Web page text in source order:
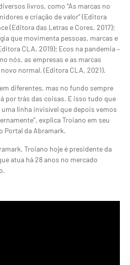
livros, como “As marcas no
e criação de valor” (Editora
(Editora das Letras e Cores, 2017);
que movimenta pessoas, marcas e
CLA, 2019); Ecos na pandemia –
nós, as empresas e as marcas
normal. (Editora CLA, 2021).
diferentes, mas no fundo sempre
por trás das coisas. E isso tudo que
linha invisível que depois vemos
explica Troiano em seu
Portal da Abramark.
Troiano hoje é presidente da
atua há 28 anos no mercado